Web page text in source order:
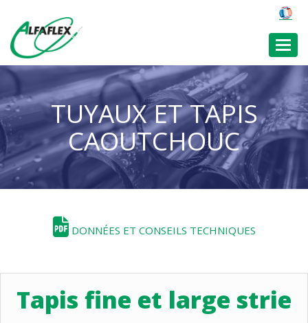
TUYAUX ET TAPIS
CAOUTCHOUC
DONNÉES ET CONSEILS TECHNIQUES
Tapis fine et large strie